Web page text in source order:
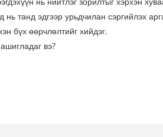
танд эдгээр урьдчилан сэргийлэх
бүх өөрчлөлтийг хийдэг.
вэ?